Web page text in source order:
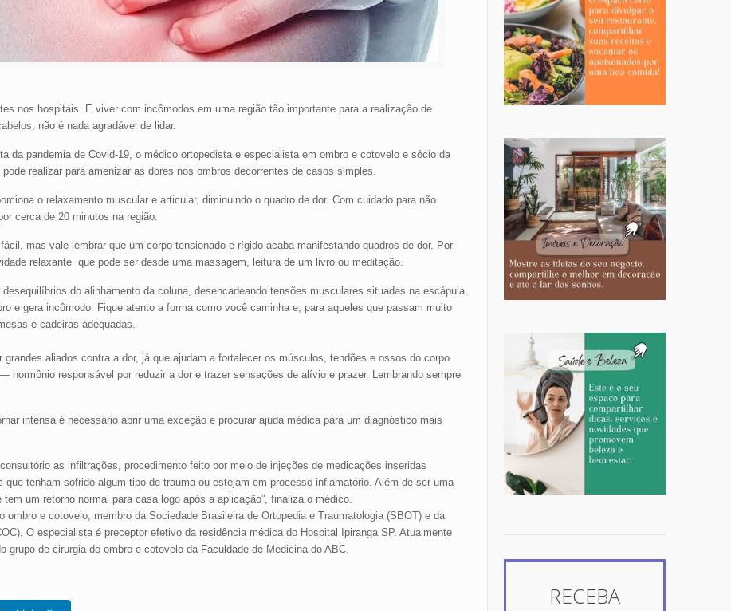
nos hospitais. E viver com incômodos em uma região tão importante para a realização de
não é nada agradável de lidar.
da pandemia de Covid-19, o médico ortopedista e especialista em ombro e cotovelo e sócio da
realizar para amenizar as dores nos ombros decorrentes de casos simples.
o relaxamento muscular e articular, diminuindo o quadro de dor. Com cuidado para não
cerca de 20 minutos na região.
mas vale lembrar que um corpo tensionado e rígido acaba manifestando quadros de dor. Por
relaxante que pode ser desde uma massagem, leitura de um livro ou meditação.
do alinhamento da coluna, desencadeando tensões musculares situadas na escápula,
e gera incômodo. Fique atento a forma como você caminha e, para aqueles que passam muito
e cadeiras adequadas.
aliados contra a dor, já que ajudam a fortalecer os músculos, tendões e ossos do corpo.
responsável por reduzir a dor e trazer sensações de alívio e prazer. Lembrando sempre
intensa é necessário abrir uma exceção e procurar ajuda médica para um diagnóstico mais
as infiltrações, procedimento feito por meio de injeções de medicações inseridas
tenham sofrido algum tipo de trauma ou estejam em processo inflamatório. Além de ser uma
um retorno normal para casa logo após a aplicação”, finaliza o médico.
e cotovelo, membro da Sociedade Brasileira de Ortopedia e Traumatologia (SBOT) e da
O especialista é preceptor efetivo da residência médica do Hospital Ipiranga SP. Atualmente
grupo de cirurgia do ombro e cotovelo da Faculdade de Medicina do ABC.
RECEBA